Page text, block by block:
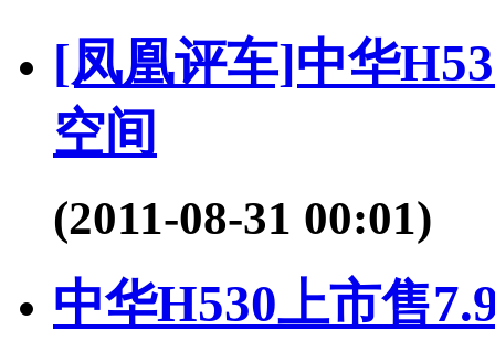
[凤凰评车]中华
空间
(2011-08-31 00:01)
中华H530上市售